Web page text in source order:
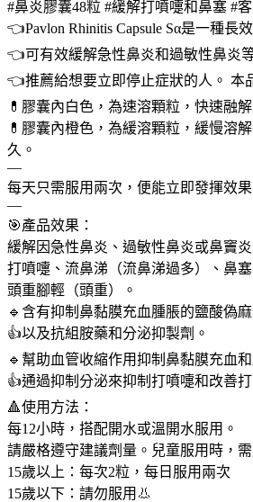
#鼻炎膠囊48粒 #緩解打噴嚏和鼻塞 #
👈Pavlon Rhinitis Capsule Sα是一種長
👈可有效緩解急性鼻炎和過敏性鼻炎
👈推薦給想要立即停止症狀的人。 本
💊膠囊內白色，為速溶顆粒，快速融
💊膠囊內橙色，為緩溶顆粒，緩慢溶
久。
—
每天只需服用兩次，便能立即發揮效
—
🎯產品效果：
緩解因急性鼻炎、過敏性鼻炎或鼻竇
打噴嚏、流鼻涕（流鼻涕過多）、鼻
頭重腳輕（頭重）。
🔹含有抑制鼻黏膜充血腫脹的鹽酸偽麻
👍以及抗組胺藥和分泌抑製劑。
🔹幫助血管收縮作用抑制鼻黏膜充血
👍通過抑制分泌來抑制打噴嚏和改善打
🔺使用方法：
每12小時，搭配開水或溫開水服用。
請嚴格遵守建議劑量。兒童服用時，
15歲以上：每次2粒，每日服用兩次
15歲以下：請勿服用👃